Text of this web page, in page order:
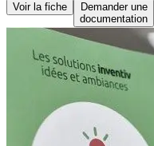
Voir la fiche
Demander une
documentation